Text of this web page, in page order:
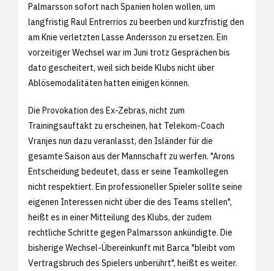
Palmarsson sofort nach Spanien holen wollen, um
langfristig Raul Entrerrios zu beerben und kurzfristig den
am Knie verletzten Lasse Andersson zu ersetzen. Ein
vorzeitiger Wechsel war im Juni trotz Gesprächen bis
dato gescheitert, weil sich beide Klubs nicht über
Ablösemodalitäten hatten einigen können.
Die Provokation des Ex-Zebras, nicht zum
Trainingsauftakt zu erscheinen, hat Telekom-Coach
Vranjes nun dazu veranlasst, den Isländer für die
gesamte Saison aus der Mannschaft zu werfen. "Arons
Entscheidung bedeutet, dass er seine Teamkollegen
nicht respektiert. Ein professioneller Spieler sollte seine
eigenen Interessen nicht über die des Teams stellen",
heißt es in einer Mitteilung des Klubs, der zudem
rechtliche Schritte gegen Palmarsson ankündigte. Die
bisherige Wechsel-Übereinkunft mit Barca "bleibt vom
Vertragsbruch des Spielers unberührt", heißt es weiter.